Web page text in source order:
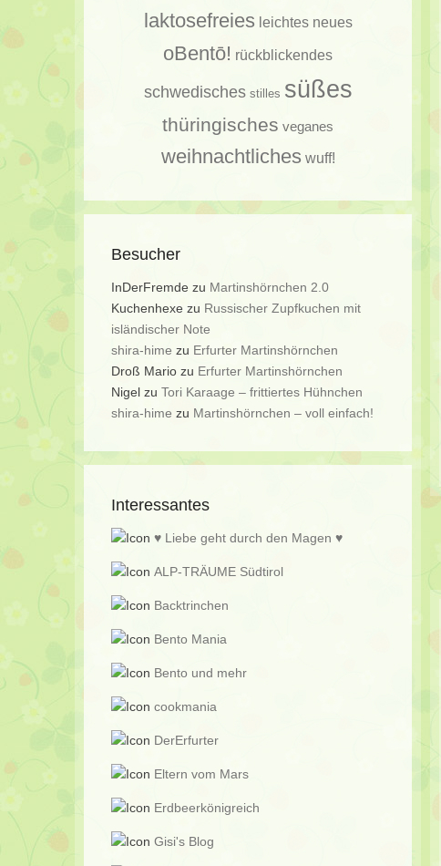
laktosefreies leichtes neues
oBentō! rückblickendes
schwedisches stilles süßes
thüringisches veganes
weihnachtliches wuff!
Besucher
InDerFremde zu Martinshörnchen 2.0
Kuchenhexe zu Russischer Zupfkuchen mit
isländischer Note
shira-hime zu Erfurter Martinshörnchen
Droß Mario zu Erfurter Martinshörnchen
Nigel zu Tori Karaage – frittiertes Hühnchen
shira-hime zu Martinshörnchen – voll einfach!
Interessantes
♥ Liebe geht durch den Magen ♥
ALP-TRÄUME Südtirol
Backtrinchen
Bento Mania
Bento und mehr
cookmania
DerErfurter
Eltern vom Mars
Erdbeerkönigreich
Gisi's Blog